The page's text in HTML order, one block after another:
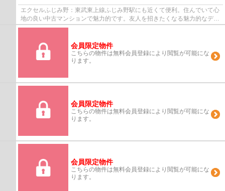
エクセルふじみ野：東武東上線ふじみ野駅にも近くて便利。住んでいて心
地の良い中古マンションで魅力的です。友人を招きたくなる魅力的なデザ
イナーズ物件です。外壁タイル張りは、他...
会員限定物件
こちらの物件は無料会員登録により閲覧が可能にな
ります。
会員限定物件
こちらの物件は無料会員登録により閲覧が可能にな
ります。
会員限定物件
こちらの物件は無料会員登録により閲覧が可能にな
ります。